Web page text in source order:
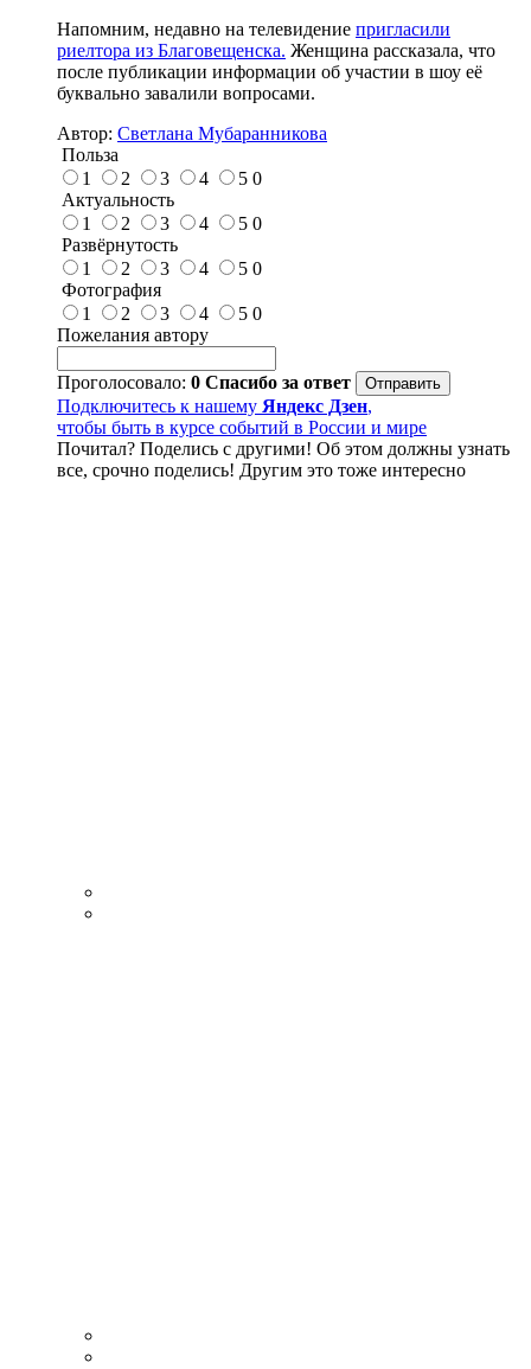
Напомним, недавно на телевидение пригласили
риелтора из Благовещенска. Женщина рассказала, что
после публикации информации об участии в шоу её
буквально завалили вопросами.
Автор: Светлана Мубаранникова
Польза
1
2 3 4 5 0
Актуальность
1
2 3 4 5 0
Развёрнутость
1
2 3 4 5 0
Фотография
1
2 3 4 5 0
Пожелания автору
Проголосовало: 0 Спасибо за ответ
Подключитесь к нашему Яндекс Дзен,
чтобы быть в курсе событий в России и мире
Почитал? Поделись с другими! Об этом должны узнать
все, срочно поделись! Другим это тоже интересно